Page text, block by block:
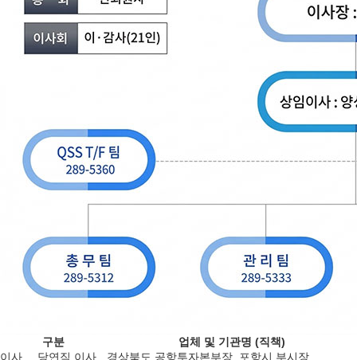
구분
업체 및 기관명 (직책)
이사
당연직 이사 경상북도 공항투자본부장, 포항시 부시장,